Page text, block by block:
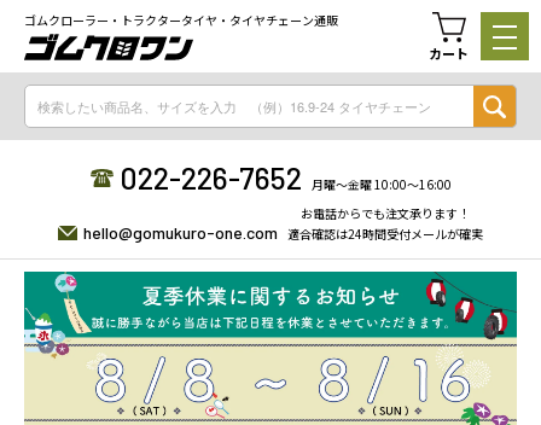
ゴムクローラー・トラクタータイヤ・タイヤチェーン通販
カート
022-226-7652 月曜〜金曜 10:00〜16:00
hello@gomukuro-one.com
お電話からでも注文承ります！
適合確認は24時間受付メールが確実